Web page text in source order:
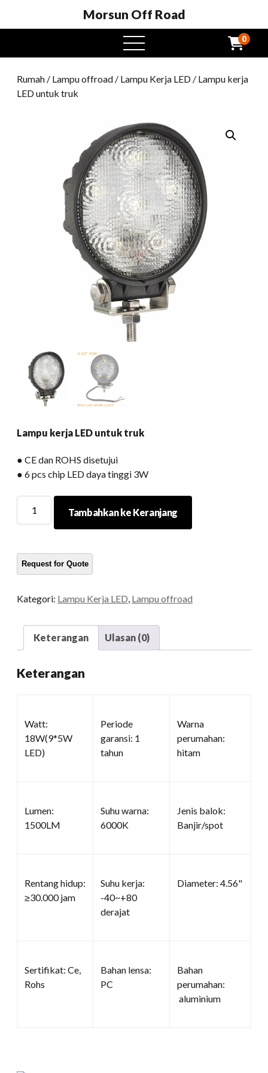
Morsun Off Road
Buka
menu
0
Rumah / Lampu offroad / Lampu Kerja LED / Lampu kerja
LED untuk truk
Lampu kerja LED untuk truk
● CE dan ROHS disetujui
● 6 pcs chip LED daya tinggi 3W
kerja
truk
kuantitas
Tambahkan ke Keranjang
Kategori: Lampu Kerja LED Lampu offroad
Keterangan Ulasan (0)
Keterangan
Watt:
18W(9*5W
LED)
Periode
garansi: 1
tahun
Warna
perumahan:
hitam
Lumen:
1500LM
Suhu warna:
6000K
Jenis balok:
Banjir/spot
Rentang hidup:
≥30.000 jam
Suhu kerja:
-40~+80
derajat
Diameter: 4.56"
Sertifikat: Ce,
Rohs
Bahan lensa:
PC
Bahan
perumahan:
aluminium